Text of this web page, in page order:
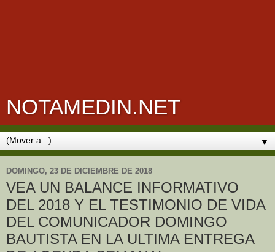
NOTAMEDIN.NET
▼
DOMINGO, 23 DE DICIEMBRE DE 2018
VEA UN BALANCE INFORMATIVO
DEL 2018 Y EL TESTIMONIO DE VIDA
DEL COMUNICADOR DOMINGO
BAUTISTA EN LA ULTIMA ENTREGA